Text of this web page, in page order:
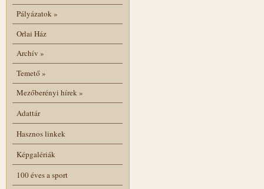
Pályázatok»
Orlai Ház
Archív »
Temető»
Mezőberényi hírek»
Adattár
Hasznos linkek
Képgalériák
100 éves a sport